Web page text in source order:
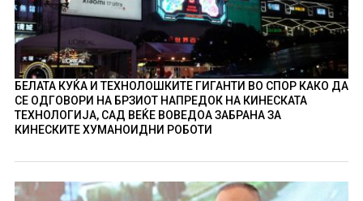
БЕЛАТА КУЌА И ТЕХНОЛОШКИТЕ ГИГАНТИ ВО СПОР КАКО ДА
СЕ ОДГОВОРИ НА БРЗИОТ НАПРЕДОК НА КИНЕСКАТА
ТЕХНОЛОГИЈА, САД ВЕЌЕ ВОВЕДОА ЗАБРАНА ЗА
КИНЕСКИТЕ ХУМАНОИДНИ РОБОТИ